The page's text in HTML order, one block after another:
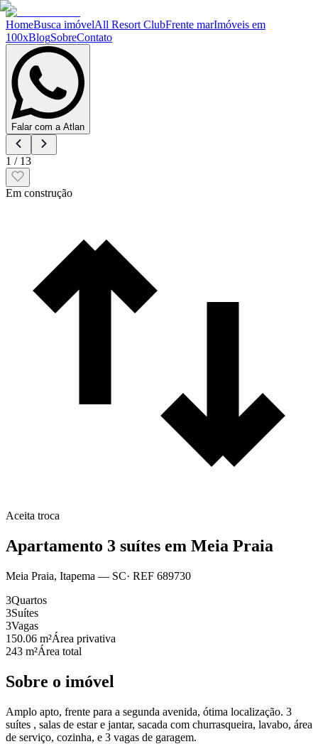
HomeBusca imóvelAll Resort ClubFrente marImóveis em
100xBlogSobreContato
Falar com a Atlan
1 / 13
Em construção
Aceita troca
Apartamento 3 suítes em Meia Praia
Meia Praia, Itapema — SC· REF 689730
3Quartos
3Suítes
3Vagas
150.06 m²Área privativa
243 m²Área total
Sobre o imóvel
Amplo apto, frente para a segunda avenida, ótima localização. 3
suítes , salas de estar e jantar, sacada com churrasqueira, lavabo, área
de serviço, cozinha, e 3 vagas de garagem.